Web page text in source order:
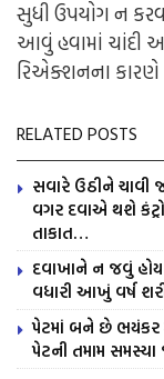
સુધી ઉપયોગ ન
આવું હવામાં ચાંદી
રિએક્શનના
RELATED POSTS
સવારે ઉઠીને ચાવી
વગર દવાએ થશે
તાકાત…
દવાખાને ન જવું
વધારી આખું વર્ષ
પેટમાં બને છે
પેટની તમામ